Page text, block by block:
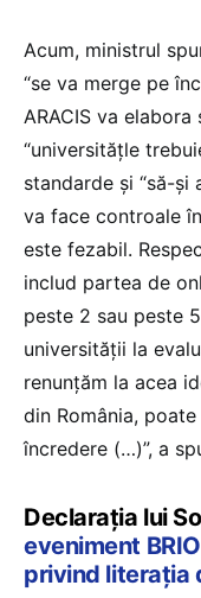
Acum, ministrul
“se va merge pe
ARACIS va
“universitățle
standarde și “să-și
va face controale
este fezabil.
includ partea de
peste 2 sau peste
universității la
renunțăm la acea
din România,
încredere (…)”, a
Declarația lui
eveniment
privind literația